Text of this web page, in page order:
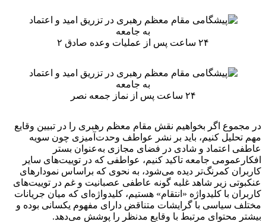
۲۴ ساعت پس از عملیات وعده صادق ۲
۲۴ ساعت پس از نماز جمعه نصر
در مجموع اگر بخواهیم نقش مقام معظم رهبری را در تبیین وقایع
مهم تحلیل کنیم، باید بر نشر عواطف وحدت‌آمیزی چون سویه
عاطفی اعتماد و شادی در فضای مجازی به‌عنوان بستر
افکارعمومی جامعه تاکید کنیم، عواطفی که در توییت‌های سایر
کاربران کمرنگ‌تر دیده می‌شود، به نحوی که براساس نمودارهای
عنکبوتی زیر شاهد غلبه گونه عاطفی عصبانیت و غم در توییت‌های
کاربران با کلیدواژه «انتقام» هستیم، کلیدواژه‌ای که میان جریانات
مختلف سیاسی با گرایشات متناقض دارای مفهوم یکسانی بوده و
بیشتر محتوای مرتبط با وقایع مدنظر را پوشش می‌دهد.